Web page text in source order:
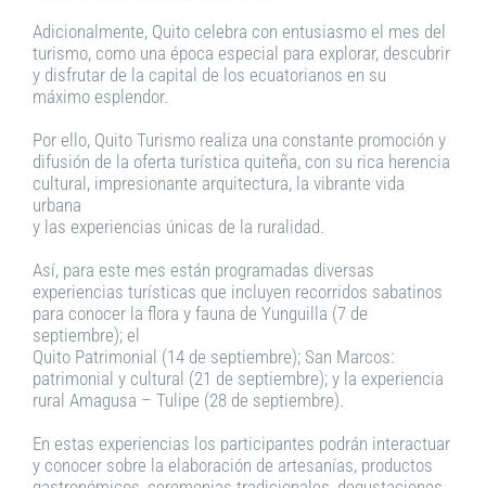
Adicionalmente, Quito celebra con entusiasmo el mes del
turismo, como una época especial para explorar, descubrir
y disfrutar de la capital de los ecuatorianos en su
máximo esplendor.
Por ello, Quito Turismo realiza una constante promoción y
difusión de la oferta turística quiteña, con su rica herencia
cultural, impresionante arquitectura, la vibrante vida
urbana
y las experiencias únicas de la ruralidad.
Así, para este mes están programadas diversas
experiencias turísticas que incluyen recorridos sabatinos
para conocer la flora y fauna de Yunguilla (7 de
septiembre); el
Quito Patrimonial (14 de septiembre); San Marcos:
patrimonial y cultural (21 de septiembre); y la experiencia
rural Amagusa – Tulipe (28 de septiembre).
En estas experiencias los participantes podrán interactuar
y conocer sobre la elaboración de artesanías, productos